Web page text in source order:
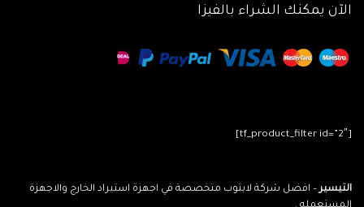
الآن يمكنك الشراء بالفيزا
[tf_product_filter id=”2″]
التيسير– افضل شركة لابتوب متخصصة في اجهزة استيراد الخارج والاجهزة